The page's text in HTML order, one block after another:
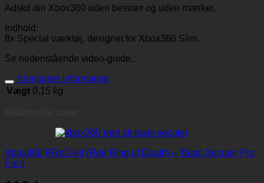
Adskil din Xbox360 uden besvær og uden mærker.
Indhold:
8x Special værktøj, designet for Xbox360 Slim.
Se nedenstående video-guide.:
Yderligere information
Vægt 0,15 kg
Xbox360 RRoD-kit (Red Ring of Death) – Team Xecuter Pro
Fix II